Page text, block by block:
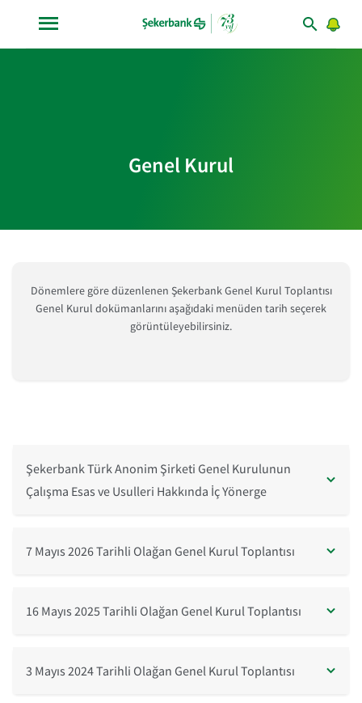
Genel Kurul
Dönemlere göre düzenlenen Şekerbank Genel Kurul Toplantısı
Genel Kurul dokümanlarını aşağıdaki menüden tarih seçerek
görüntüleyebilirsiniz.
Şekerbank Türk Anonim Şirketi Genel Kurulunun
Çalışma Esas ve Usulleri Hakkında İç Yönerge
7 Mayıs 2026 Tarihli Olağan Genel Kurul Toplantısı
16 Mayıs 2025 Tarihli Olağan Genel Kurul Toplantısı
3 Mayıs 2024 Tarihli Olağan Genel Kurul Toplantısı